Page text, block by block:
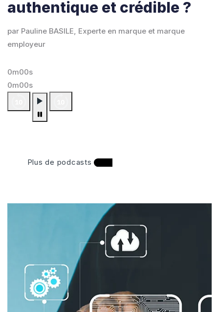
authentique et crédible ?
par Pauline BASILE, Experte en marque et marque
employeur
0m00s
0m00s
Plus de podcasts